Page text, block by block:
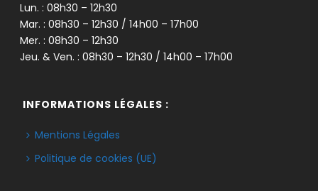
Lun. : 08h30 – 12h30
Mar. : 08h30 – 12h30 / 14h00 – 17h00
Mer. : 08h30 – 12h30
Jeu. & Ven. : 08h30 – 12h30 / 14h00 – 17h00
INFORMATIONS LÉGALES :
Mentions Légales
Politique de cookies (UE)